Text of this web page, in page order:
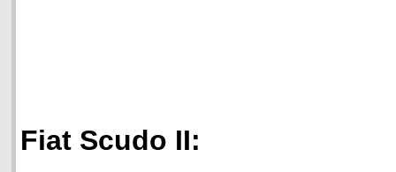
Fiat Scudo II: